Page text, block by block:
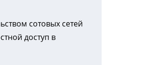
сотовых сетей
доступ в